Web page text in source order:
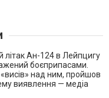
літак Ан-124 в Лейпцигу
боєприпасами.
над ним, пройшов
виявлення — медіа